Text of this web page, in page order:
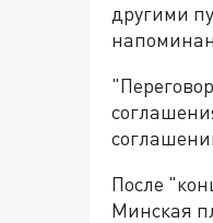
другими
После
Минская